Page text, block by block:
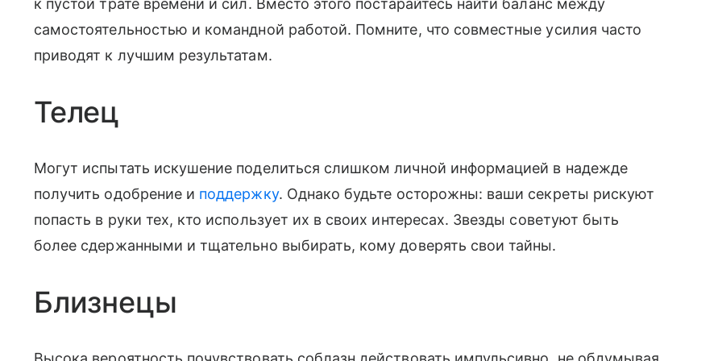
к пустой трате времени и сил. Вместо этого постарайтесь найти баланс между
самостоятельностью и командной работой. Помните, что совместные усилия часто
приводят к лучшим результатам.
Телец
Могут испытать искушение поделиться слишком личной информацией в надежде
получить одобрение и поддержку. Однако будьте осторожны: ваши секреты рискуют
попасть в руки тех, кто использует их в своих интересах. Звезды советуют быть
более сдержанными и тщательно выбирать, кому доверять свои тайны.
Близнецы